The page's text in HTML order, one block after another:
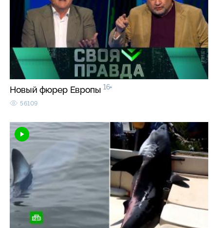
Новый фюрер Европы 16+
56109